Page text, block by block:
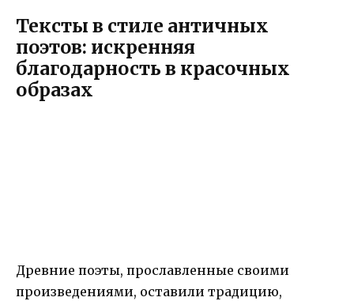
Тексты в стиле античных
поэтов: искренняя
благодарность в красочных
образах
Древние поэты, прославленные своими
произведениями, оставили традицию,